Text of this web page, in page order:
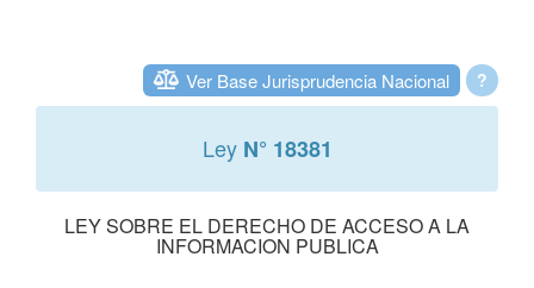
?
Ver Base Jurisprudencia Nacional
Ley N° 18381
LEY SOBRE EL DERECHO DE ACCESO A LA
INFORMACION PUBLICA